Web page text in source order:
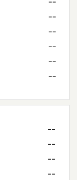
--
--
--
--
--
--
--
--
--